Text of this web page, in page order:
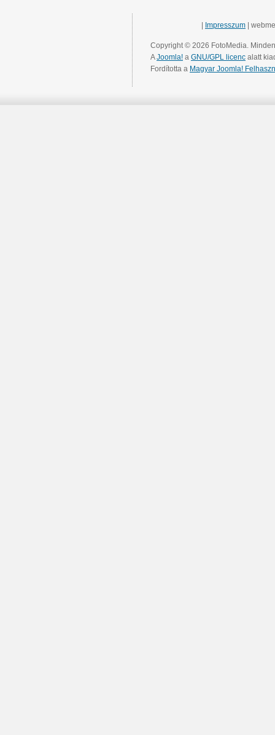
Impresszum |
Copyright © 2026 FotoMedia.
AJoomla! a GNU/GPL licenc alatt
Fordította a Magyar Joomla!